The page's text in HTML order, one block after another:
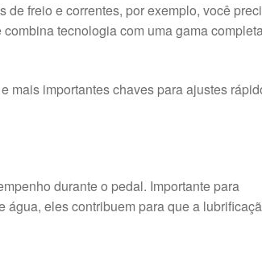
de freio e correntes, por exemplo, você
tecnologia com uma gama
mais importantes chaves para ajustes
durante o pedal. Importante para
água, eles contribuem para que a